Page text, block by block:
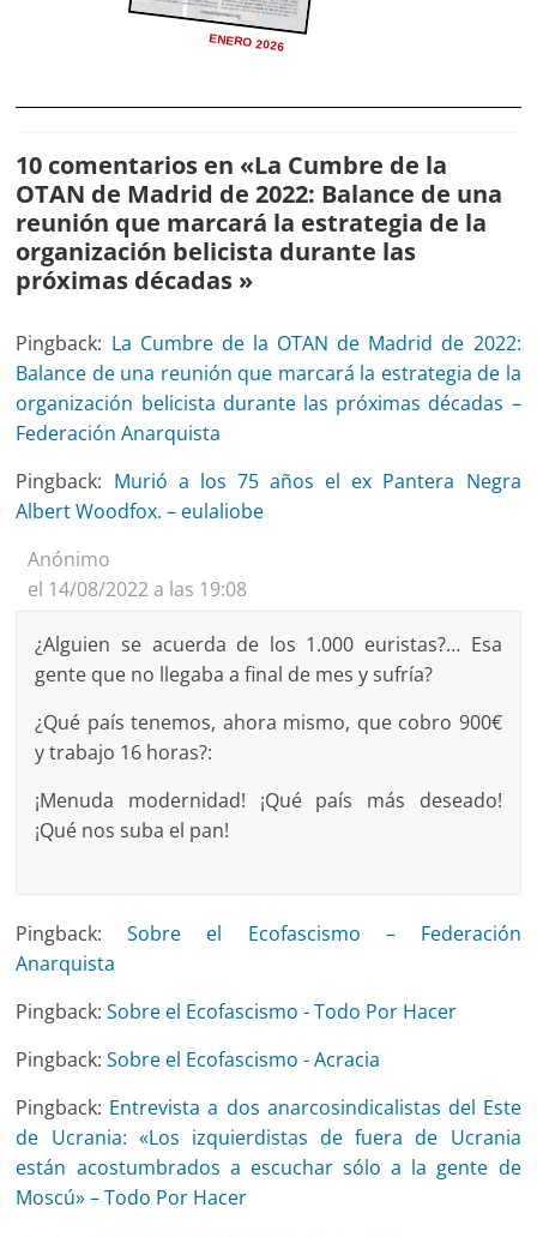
ENERO 2026
10 comentarios en «La Cumbre de la
OTAN de Madrid de 2022: Balance de una
reunión que marcará la estrategia de la
organización belicista durante las
próximas décadas »
Pingback: La Cumbre de la OTAN de Madrid de 2022:
Balance de una reunión que marcará la estrategia de la
organización belicista durante las próximas décadas –
Federación Anarquista
Pingback: Murió a los 75 años el ex Pantera Negra
Albert Woodfox. – eulaliobe
Anónimo
el 14/08/2022 a las 19:08
¿Alguien se acuerda de los 1.000 euristas?… Esa
gente que no llegaba a final de mes y sufría?
¿Qué país tenemos, ahora mismo, que cobro 900€
y trabajo 16 horas?:
¡Menuda modernidad! ¡Qué país más deseado!
¡Qué nos suba el pan!
Pingback:Sobre el Ecofascismo – Federación
Anarquista
Pingback:Sobre el Ecofascismo - Todo Por Hacer
Pingback:Sobre el Ecofascismo - Acracia
Pingback: Entrevista a dos anarcosindicalistas del Este
de Ucrania: «Los izquierdistas de fuera de Ucrania
están acostumbrados a escuchar sólo a la gente de
Moscú» – Todo Por Hacer